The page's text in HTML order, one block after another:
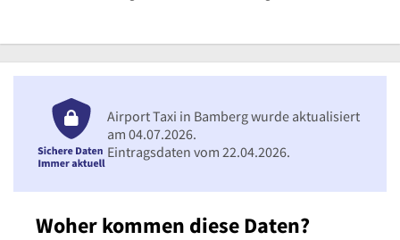
Woher kommen diese Daten?
Airport Taxi in Bamberg wurde aktualisiert
am 04.07.2026.
Eintragsdaten vom 22.04.2026.